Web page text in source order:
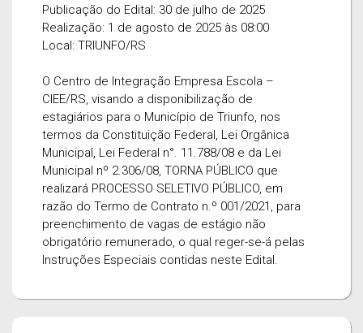
Publicação do Edital: 30 de julho de 2025
Realização: 1 de agosto de 2025 às 08:00
Local: TRIUNFO/RS
O Centro de Integração Empresa Escola –
CIEE/RS, visando a disponibilização de
estagiários para o Município de Triunfo, nos
termos da Constituição Federal, Lei Orgânica
Municipal, Lei Federal n°. 11.788/08 e da Lei
Municipal nº 2.306/08, TORNA PÚBLICO que
realizará PROCESSO SELETIVO PÚBLICO, em
razão do Termo de Contrato n.º 001/2021, para
preenchimento de vagas de estágio não
obrigatório remunerado, o qual reger-se-á pelas
Instruções Especiais contidas neste Edital.